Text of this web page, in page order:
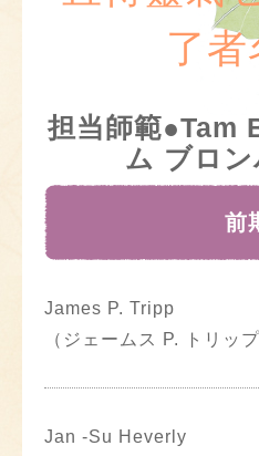
了
担当師範●Tam
ム ブロン
前
James P. Tripp
（ジェームス P. トリップ
Jan -Su Heverly